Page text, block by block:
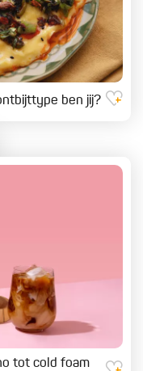
ben jij?
tot cold foam